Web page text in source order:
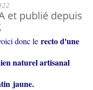
et publié depuis
donc le recto d'une
naturel artisanal
jaune.